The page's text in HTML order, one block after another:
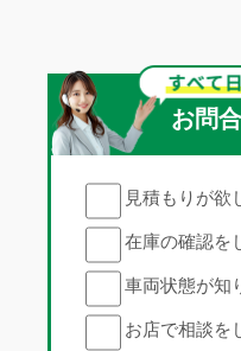
お問
見積もりが欲
在庫の確認を
車両状態が知
お店で相談を